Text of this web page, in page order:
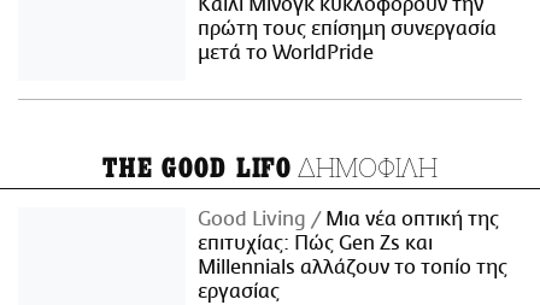
Κάιλι Μινόγκ κυκλοφορούν την
πρώτη τους επίσημη συνεργασία
μετά το WorldPride
THE GOOD LIFO ΔΗΜΟΦΙΛΗ
Good Living
Μια νέα οπτική της
επιτυχίας: Πώς Gen Zs και
Millennials αλλάζουν το τοπίο της
εργασίας